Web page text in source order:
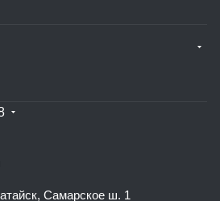
Самарское ш. 1